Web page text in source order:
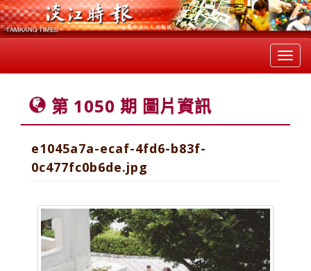
第 1050 期 圖片資訊
e1045a7a-ecaf-4fd6-b83f-
0c477fc0b6de.jpg